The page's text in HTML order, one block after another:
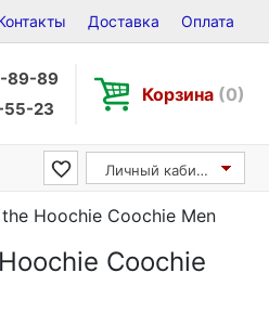
Доставка Оплата
89-89
55-23
Корзина (0)
Личный кабинет
Hoochie Coochie Men
Coochie